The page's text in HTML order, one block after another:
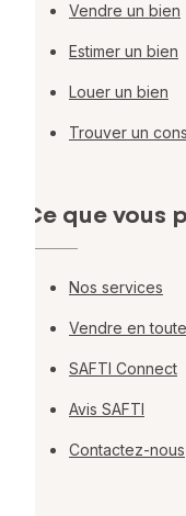
Vendre un bien
Estimer un bien
Louer un bien
Trouver un
Ce que vous
Nos services
Vendre en
SAFTI Connect
Avis SAFTI
Contactez-nous